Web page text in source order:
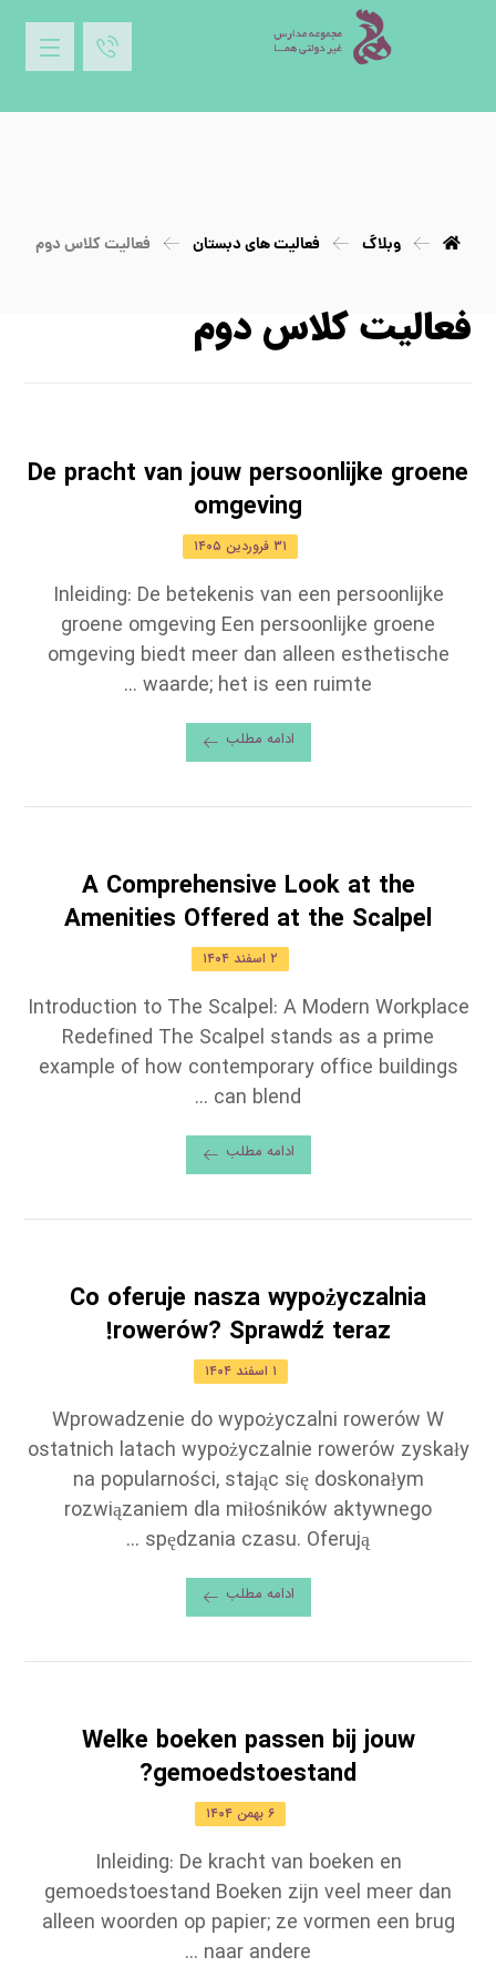
وبلاگ فعالیت های دبستان فعالیت کلاس دوم
فعالیت کلاس دوم
De pracht van jouw persoonlijke groene
omgeving
۳۱ فروردین ۱۴۰۵
Inleiding: De betekenis van een persoonlijke
groene omgeving Een persoonlijke groene
omgeving biedt meer dan alleen esthetische
waarde; het is een ruimte ...
ادامه مطلب
A Comprehensive Look at the
Amenities Offered at the Scalpel
۲ اسفند ۱۴۰۴
Introduction to The Scalpel: A Modern Workplace
Redefined The Scalpel stands as a prime
example of how contemporary office buildings
can blend ...
ادامه مطلب
Co oferuje nasza wypożyczalnia
rowerów? Sprawdź teraz!
۱ اسفند ۱۴۰۴
Wprowadzenie do wypożyczalni rowerów W
ostatnich latach wypożyczalnie rowerów zyskały
na popularności, stając się doskonałym
rozwiązaniem dla miłośników aktywnego
spędzania czasu. Oferują ...
ادامه مطلب
Welke boeken passen bij jouw
gemoedstoestand?
۶ بهمن ۱۴۰۴
Inleiding: De kracht van boeken en
gemoedstoestand Boeken zijn veel meer dan
alleen woorden op papier; ze vormen een brug
naar andere ...